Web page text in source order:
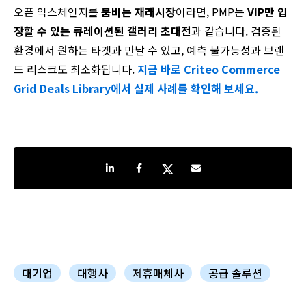
오픈 익스체인지를 붐비는 재래시장이라면, PMP는 VIP만 입
장할 수 있는 큐레이션된 갤러리 초대전과 같습니다. 검증된
환경에서 원하는 타겟과 만날 수 있고, 예측 불가능성과 브랜
드 리스크도 최소화됩니다.지금 바로 Criteo Commerce
Grid Deals Library에서 실제 사례를 확인해 보세요.
Share on LinkedIn
Share on Facebook
Share on Twitter
Share by e-mail
대기업 대행사 제휴매체사
공급 솔루션